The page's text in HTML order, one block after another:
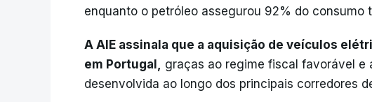
enquanto o petróleo assegurou 92% do consumo
A AIE assinala que a aquisição de veículos
em Portugal, graças ao regime fiscal favorável e
desenvolvida ao longo dos principais corredores